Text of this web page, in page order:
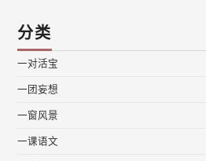
分类
一对活宝
一团妄想
一窗风景
一课语文